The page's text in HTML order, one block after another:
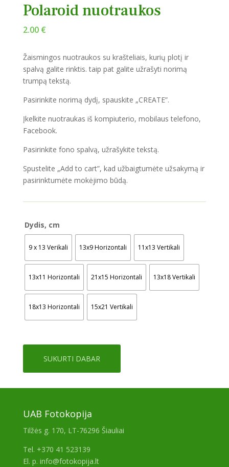
Polaroid nuotraukos
2.00 €
Žaismingos nuotraukos su krašteliais, kurių plotį ir
spalvą galite rinktis. taip pat galite užrašyti norimą
trumpą tekstą.
Pasirinkite norimą dydį, spauskite „CREATE”.
Įkelkite nuotraukas iš kompiuterio, mobilaus telefono,
Facebook.
Pasirinkite fono spalvą, užrašykite tekstą.
Spustelite „Add to cart”, kad užbaigtumėte užsakymą ir
pasirinktumėte mokėjimo būdą.
Dydis, cm
9 x 13 Verikali 13x9 Horizontali 11x13 Vertikali
13x11 Horizontali 21x15 Horizontali 13x18 Vertikali
18x13 Horizontali 15x21 Vertikali
SUKURTI DABAR
UAB Fotokopija
Tilžės g. 170, LT-76296 Šiauliai
Tel. +370 41 523139
El. p. info@fotokopija.lt